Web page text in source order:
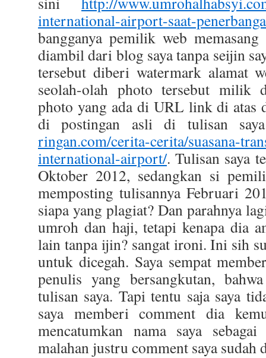
international-airport-saat-
bangganya pemilik web
diambil dari blog saya tanpa seijin
tersebut diberi watermark alamat
seolah-olah photo tersebut milik
photo yang ada di URL link di atas
di postingan asli di tulisan
ringan.com/cerita-cerita/suasana-
international-airport/. Tulisan saya
Oktober 2012, sedangkan si
memposting tulisannya Februari
siapa yang plagiat? Dan parahnya
umroh dan haji, tetapi kenapa dia
lain tanpa ijin? sangat ironi. Ini sih
untuk dicegah. Saya sempat
penulis yang bersangkutan,
tulisan saya. Tapi tentu saja saya
saya memberi comment dia
mencatumkan nama saya
malahan justru comment saya